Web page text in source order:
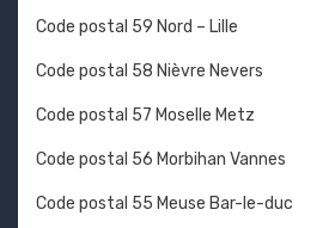
Code postal 59 Nord – Lille
Code postal 58 Nièvre Nevers
Code postal 57 Moselle Metz
Code postal 56 Morbihan Vannes
Code postal 55 Meuse Bar-le-duc